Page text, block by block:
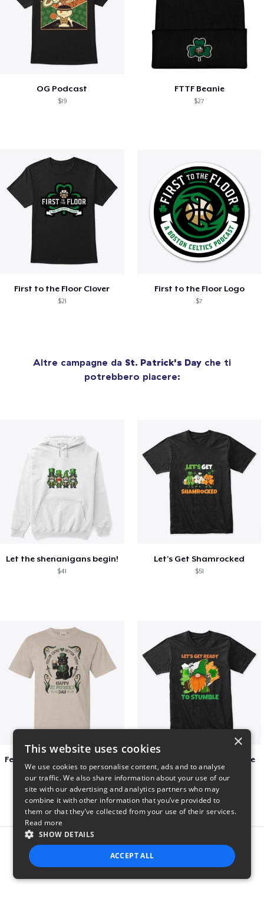
OG Podcast
$19
FTTF Beanie
$27
First to the Floor Clover
$21
First to the Floor Logo
$7
Altre campagne da St. Patrick's Day che ti
potrebbero piacere:
Let the shenanigans begin!
$41
Let's Get Shamrocked
$51
$23
Let's Get Ready To Stumble
$29
Report this product
×
This website uses cookies
We use cookies to personalise content, ads and to analyse
our traffic. We also share information about your use of our
site with our advertising and analytics partners who may
combine it with other information that you’ve provided to
them or that they’ve collected from your use of their services.
Read more
SHOW DETAILS
ACCEPT ALL
STRICTLY NECESSARY PERFORMANCE